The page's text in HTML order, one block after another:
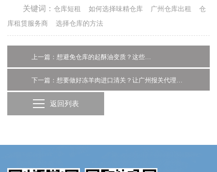
关键词： 仓库短租 如何选择味精仓库 广州仓库出租
仓
库租赁服务商
选择仓库的方法
返回列表